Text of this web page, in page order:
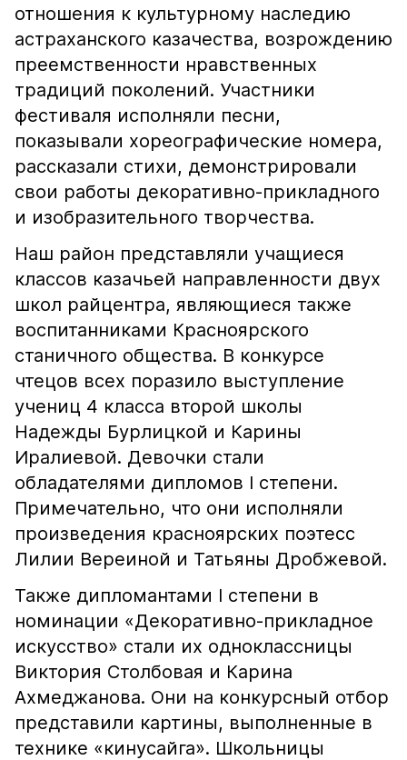
отношения к культурному наследию
астраханского казачества, возрождению
преемственности нравственных
традиций поколений. Участники
фестиваля исполняли песни,
показывали хореографические номера,
рассказали стихи, демонстрировали
свои работы декоративно-прикладного
и изобразительного творчества.
Наш район представляли учащиеся
классов казачьей направленности двух
школ райцентра, являющиеся также
воспитанниками Красноярского
станичного общества. В конкурсе
чтецов всех поразило выступление
учениц 4 класса второй школы
Надежды Бурлицкой и Карины
Иралиевой. Девочки стали
обладателями дипломов I степени.
Примечательно, что они исполняли
произведения красноярских поэтесс
Лилии Вереиной и Татьяны Дробжевой.
Также дипломантами I степени в
номинации «Декоративно-прикладное
искусство» стали их одноклассницы
Виктория Столбовая и Карина
Ахмеджанова. Они на конкурсный отбор
представили картины, выполненные в
технике «кинусайга». Школьницы